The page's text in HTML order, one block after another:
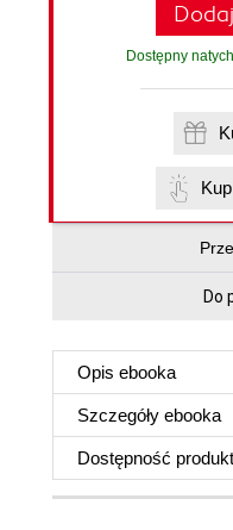
Dostępny
Do
Opis ebooka
Szczegóły ebooka
Dostępność